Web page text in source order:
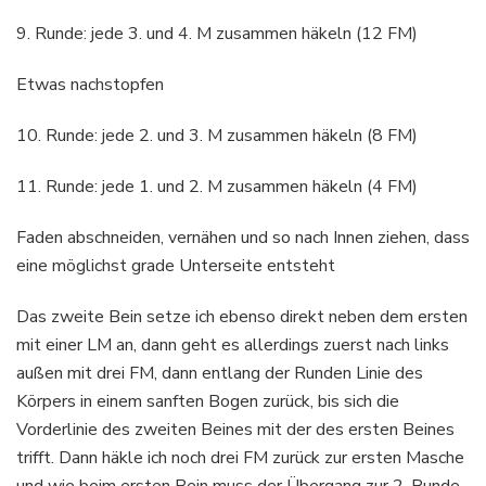
9. Runde: jede 3. und 4. M zusammen häkeln (12 FM)
Etwas nachstopfen
10. Runde: jede 2. und 3. M zusammen häkeln (8 FM)
11. Runde: jede 1. und 2. M zusammen häkeln (4 FM)
Faden abschneiden, vernähen und so nach Innen ziehen, dass
eine möglichst grade Unterseite entsteht
Das zweite Bein setze ich ebenso direkt neben dem ersten
mit einer LM an, dann geht es allerdings zuerst nach links
außen mit drei FM, dann entlang der Runden Linie des
Körpers in einem sanften Bogen zurück, bis sich die
Vorderlinie des zweiten Beines mit der des ersten Beines
trifft. Dann häkle ich noch drei FM zurück zur ersten Masche